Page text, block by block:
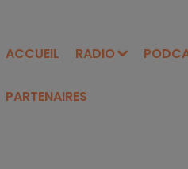
ACCUEIL RADIO
PARTENAIRES